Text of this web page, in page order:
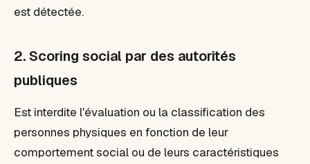
est détectée.
2. Scoring social par des autorités
publiques
Est interdite l'évaluation ou la classification des
personnes physiques en fonction de leur
comportement social ou de leurs caractéristiques